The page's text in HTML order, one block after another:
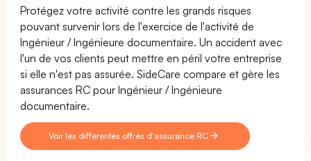
Protégez votre activité contre les grands risques
pouvant survenir lors de l'exercice de l'activité de
Ingénieur / Ingénieure documentaire. Un accident avec
l'un de vos clients peut mettre en péril votre entreprise
si elle n'est pas assurée. SideCare compare et gère les
assurances RC pour Ingénieur / Ingénieure
documentaire.
Voir les différentes offres d'assurance RC